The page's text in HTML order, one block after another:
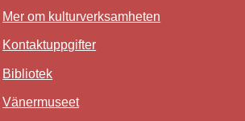
Mer om kulturverksamheten
Kontaktuppgifter
Bibliotek
VänermuseetLänk till annan webbplats.